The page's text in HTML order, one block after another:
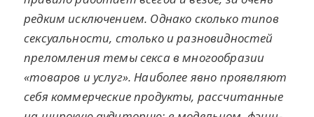
редким исключением. Однако сколько типов
сексуальности, столько и разновидностей
преломления темы секса в многообразии
«товаров и услуг». Наиболее явно проявляют
себя коммерческие продукты, рассчитанные